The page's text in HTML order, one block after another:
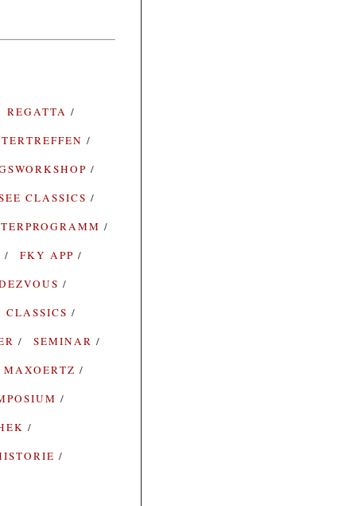
REGATTA
CLASSICS
FKY APP
CLASSICS
SEMINAR
MAXOERTZ